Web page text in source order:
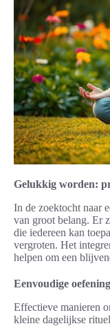
Gelukkig worden:
In de zoektocht naar
van groot belang. Er
die iedereen kan
vergroten. Het
helpen om een
Eenvoudige
Effectieve manieren
kleine dagelijkse